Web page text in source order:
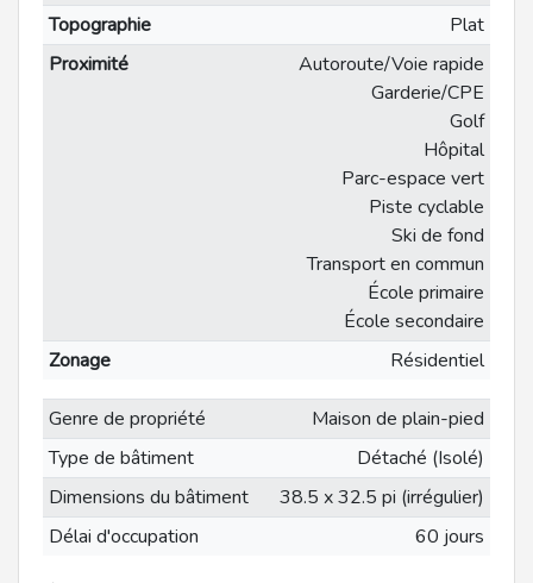
Topographie
Plat
Proximité
Autoroute/Voie rapide
Garderie/CPE
Golf
Hôpital
Parc-espace vert
Piste cyclable
Ski de fond
Transport en commun
École primaire
École secondaire
Zonage
Résidentiel
Genre de propriété
Maison de plain-pied
Type de bâtiment
Détaché (Isolé)
Dimensions du bâtiment
38.5 x 32.5 pi (irrégulier)
Délai d'occupation
60 jours